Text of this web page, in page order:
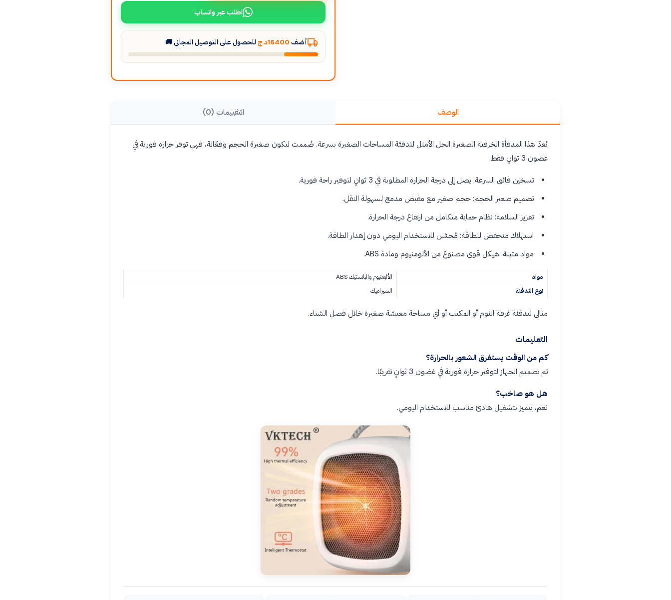
اطلب عبر واتساب
أضف 16400د.ج للحصول على التوصيل المجاني 🚚
الوصف التقييمات (0)
يُعدّ هذا المدفأة الخزفية الصغيرة الحل الأمثل لتدفئة المساحات الصغيرة بسرعة. صُممت لتكون صغيرة الحجم وفعّالة، فهي توفر حرارة فورية في
غضون 3 ثوانٍ فقط.
تسخين فائق السرعة: يصل إلى درجة الحرارة المطلوبة في 3 ثوانٍ لتوفير راحة فورية.
تصميم صغير الحجم: حجم صغير مع مقبض مدمج لسهولة النقل.
تعزيز السلامة: نظام حماية متكامل من ارتفاع درجة الحرارة.
استهلاك منخفض للطاقة: مُحسَّن للاستخدام اليومي دون إهدار الطاقة.
مواد متينة: هيكل قوي مصنوع من الألومنيوم ومادة ABS.
مواد
الألومنيوم والبلاستيك ABS
نوع التدفئة
السيراميك
مثالي لتدفئة غرفة النوم أو المكتب أو أي مساحة معيشة صغيرة خلال فصل الشتاء.
التعليمات
كم من الوقت يستغرق الشعور بالحرارة؟
تم تصميم الجهاز لتوفير حرارة فورية في غضون 3 ثوانٍ تقريبًا.
هل هو صاخب؟
نعم، يتميز بتشغيل هادئ مناسب للاستخدام اليومي.